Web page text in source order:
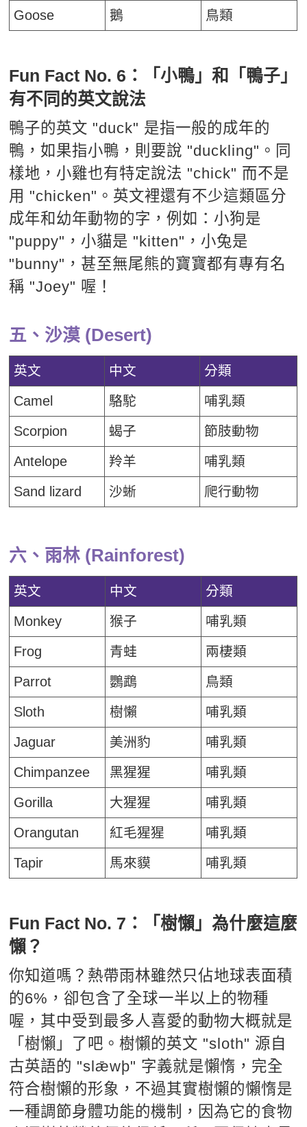
Goose
鵝 鳥類
Fun Fact No. 6：「小鴨」和「鴨子」
有不同的英文說法
鴨子的英文 "duck" 是指一般的成年的
鴨，如果指小鴨，則要說 "duckling"。同
樣地，小雞也有特定說法 "chick" 而不是
用 "chicken"。英文裡還有不少這類區分
成年和幼年動物的字，例如：小狗是
"puppy"，小貓是 "kitten"，小兔是
"bunny"，甚至無尾熊的寶寶都有專有名
稱 "Joey" 喔！
五、沙漠 (Desert)
英文 中文
分類
Camel
駱駝
哺乳類
Scorpion
蝎子
節肢動物
Antelope
羚羊
哺乳類
Sand lizard
沙蜥 爬行動物
六、雨林 (Rainforest)
英文 中文
分類
Monkey
猴子
哺乳類
Frog
青蛙
兩棲類
Parrot
鸚鵡
鳥類
Sloth
樹懶
哺乳類
Jaguar
美洲豹
哺乳類
Chimpanzee
黑猩猩
哺乳類
Gorilla
大猩猩
哺乳類
Orangutan
紅毛猩猩
哺乳類
Tapir
馬來貘 哺乳類
Fun Fact No. 7：「樹懶」為什麼這麼
懶？
你知道嗎？熱帶雨林雖然只佔地球表面積
的6%，卻包含了全球一半以上的物種
喔，其中受到最多人喜愛的動物大概就是
「樹懶」了吧。樹懶的英文 "sloth" 源自
古英語的 "slǣwþ" 字義就是懶惰，完全
符合樹懶的形象，不過其實樹懶的懶惰是
一種調節身體功能的機制，因為它的食物